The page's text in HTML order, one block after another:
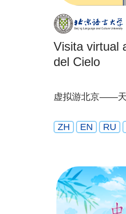
Visita virtual
del Cielo
虚拟游北京——
ZH EN RU